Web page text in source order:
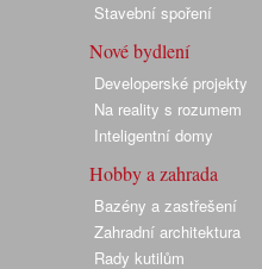
Stavební spoření
Nové bydlení
Developerské projekty
Na reality s rozumem
Inteligentní domy
Hobby a zahrada
Bazény a zastřešení
Zahradní architektura
Rady kutilům